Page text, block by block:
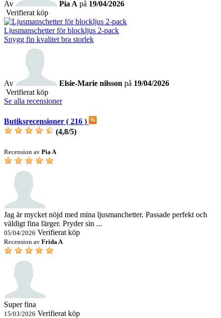
Av Pia A på 19/04/2026
Verifierat köp
Ljusmanschetter för blockljus 2-pack
Snygg fin kvalitet bra storlek
Av Elsie-Marie nilsson på 19/04/2026
Verifierat köp
Se alla recensioner
Butiksrecensioner ( 216 )
(4,8/5)
Recension av Pia A
Jag är mycket nöjd med mina ljusmanchetter. Passade perfekt och
väldigt fina färger. Pryder sin ...
05/04/2026 Verifierat köp
Recension av Frida A
Super fina
15/03/2026 Verifierat köp